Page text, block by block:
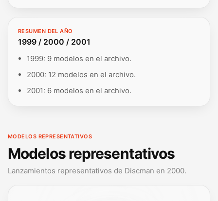
RESUMEN DEL AÑO
1999 / 2000 / 2001
1999: 9 modelos en el archivo.
2000: 12 modelos en el archivo.
2001: 6 modelos en el archivo.
MODELOS REPRESENTATIVOS
Modelos representativos
Lanzamientos representativos de Discman en 2000.